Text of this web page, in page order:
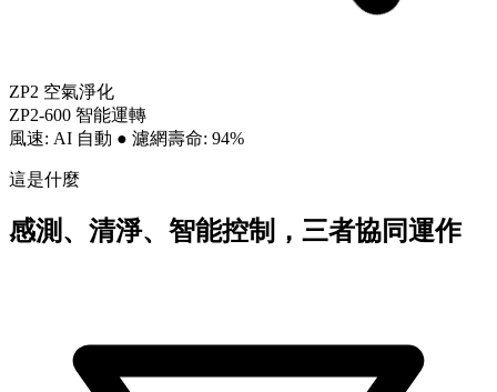
ZP2 空氣淨化
ZP2-600 智能運轉
風速: AI 自動 ● 濾網壽命: 94%
這是什麼
感測、清淨、智能控制，三者協同運作